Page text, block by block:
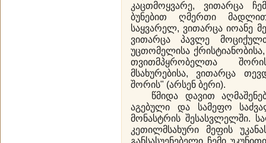
კაცთმოყვარე, ვითარცა
ბუნებით ღმერთი
საყვარელ, ვითარცა იოანე
ვითარცა პავლე
უცთომელისა
თვითმპყრობელთა
მსახურებისა, ვითარცა
შორის" (არსენ ბერი).
წმიდა დავით
აგებული და სამეფო
მონასტრის შესასვლელში.
კეთილმსახური მეფის
განსასუენებელი ჩემი